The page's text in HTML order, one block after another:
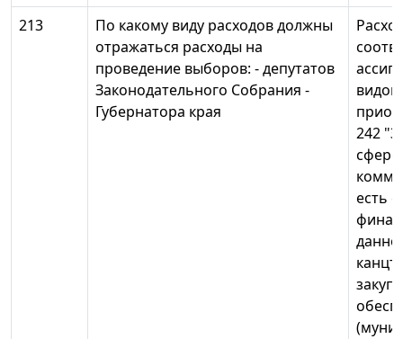
213
По какому виду расходов должны
отражаться расходы на
проведение выборов: - депутатов
Законодательного Собрания -
Губернатора края
242
есть